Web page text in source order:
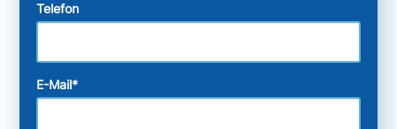
Telefon
E-Mail*